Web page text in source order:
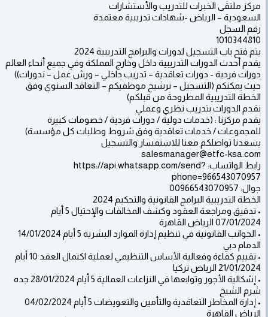
مركز ملتقى الخبرات للتدريب والأستشارات
السعودية – الرياض -شهادات تدريبية معتمدة
رقم السجل
1010344810
يتم فتح باب التسجيل لدورات والبرامج التدريبية 2024
يقدم أحدث الدورات التدريبية داخل وخارج المملكة وفي جميع أنحاء العالم
دورات فردية - دورات تعاقدية – تدريب داخلي – ورش عمل – ندورات))
حيث يمكنكم (التسجيل – ترشيح موظفيكم – التعاقد السنوي وفق
الخطة التدريبية المطروحة من قبلكم)
نقدم الدورات بتدريب نظري وعملي
يقدم مركزنا : (خدمات دولية / دورات فردية / خصومات كبيرة
للمجموعات / خدمات تعاقدية وفق شروط وطلبات كل مؤسسة)
يسعدنا تواصلكم معنا للاستفسار والتسجيل
salesmanager@etfc-ksa.com
رابط الواتساب: https://api.whatsapp.com/send?
phone=966543070957
جوال: 00966543070957
الخطة التدريبية البرامج القانونية والتحكيم 2024
• تدقيق ومراجعة العقود وكشف المخالفات والإحتيال 5 أيام
07/01/2024 الرياض القاهرة
• الجوانب القانونية في تنظيم إدارة الموارد البشرية 5 أيام 14/01/2024
الدمام دبي
• تقييم كفاءة وفعالية الأساس التنظيمي لعملية اكتمال العقد 10 أيام
21/01/2024 الرياض تركيا
• إشكالية الأجور وتوابعها في النزاعات العمالية 5 أيام 28/01/2024 جده
شرم الشيخ
• إدارة المخاطر التعاقدية والتأمين والتعويضات 5 أيام 04/02/2024
الرياض القاهرة